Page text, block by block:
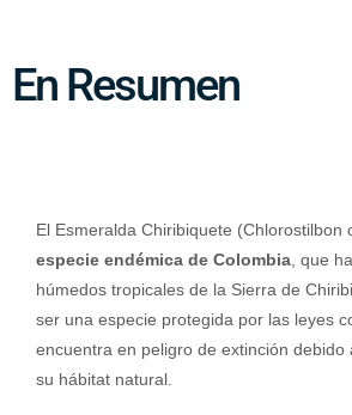
En Resumen
El Esmeralda Chiribiquete (Chlorostilbon
especie endémica de Colombia , que
húmedos tropicales de la Sierra de
ser una especie protegida por las leyes
encuentra en peligro de extinción debido
su hábitat natural.